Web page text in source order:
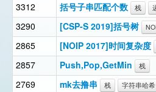
3312
括号子串匹配个数 栈
3290
[CSP-S 2019]括号树
2865
[NOIP 2017]时间复杂度
2857
Push,Pop,GetMin 栈
2769
mk去撸串 栈 字符串哈希